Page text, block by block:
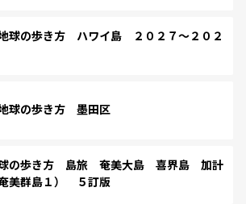
球の歩き方 ハワイ島 ２０２７～２０２
球の歩き方 墨田区
の歩き方 島旅 奄美大島 喜界島 加計
美群島１） ５訂版